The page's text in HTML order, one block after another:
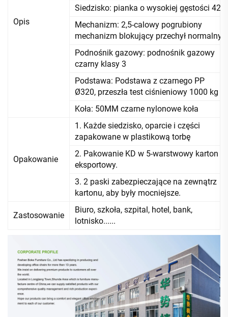
Opis
Siedzisko: pianka o wysokiej gęstości 42
Mechanizm: 2,5-calowy pogrubiony
mechanizm blokujący przechył normalny
Podnośnik gazowy: podnośnik gazowy
czarny klasy 3
Podstawa: Podstawa z czarnego PP
Ø320, przeszła test ciśnieniowy 1000 kg
Koła: 50MM czarne nylonowe koła
Opakowanie
1. Każde siedzisko, oparcie i części
zapakowane w plastikową torbę
2. Pakowanie KD w 5-warstwowy karton
eksportowy.
3. 2 paski zabezpieczające na zewnątrz
kartonu, aby były mocniejsze.
Zastosowanie
Biuro, szkoła, szpital, hotel, bank,
lotnisko......